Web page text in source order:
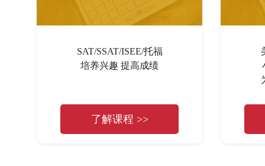
SAT/SSAT/ISEE/托福
培养兴趣 提高成绩
了解课程 >>